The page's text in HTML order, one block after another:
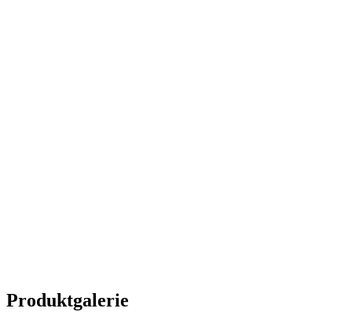
Produktgalerie